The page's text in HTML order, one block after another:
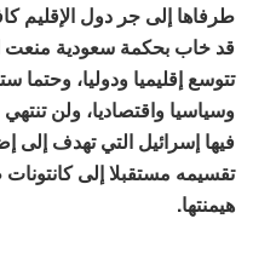
طرفاها إلى جر دول الإقليم
قد خاب بحكمة سعودية منعت
تتوسع إقليميا ودوليا، وحتما
وسياسيا واقتصاديا، ولن
فيها إسرائيل التي تهدف إلى
تقسيمه مستقبلا إلى
هيمنتها.